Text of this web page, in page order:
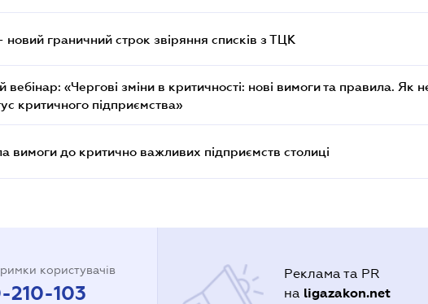
граничний строк звіряння списків з ТЦК
вебінар: «Чергові зміни в критичності: нові вимоги та правила. Як
критичного підприємства»
вимоги до критично важливих підприємств столиці
користувачів
103
Реклама та PR
на ligazakon.net